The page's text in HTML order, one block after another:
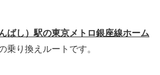
ばし）駅の東京メトロ銀座線ホーム
乗り換えルートです。